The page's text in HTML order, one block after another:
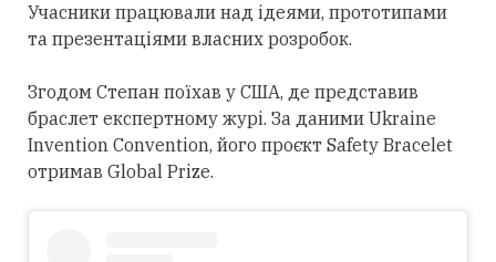
Учасники працювали над ідеями, прототипами
та презентаціями власних розробок.
Згодом Степан поїхав у США, де представив
браслет експертному журі. За даними Ukraine
Invention Convention, його проєкт Safety Bracelet
отримав Global Prize.